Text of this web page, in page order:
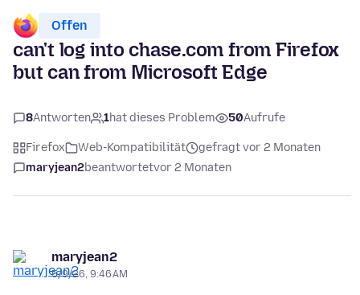
Offen
can't log into chase.com from Firefox
but can from Microsoft Edge
8Antworten 1hat dieses Problem 50Aufrufe
Firefox Web-Kompatibilität
gefragt vor 2 Monaten
maryjean2beantwortetvor 2 Monaten
maryjean2
5/9/26, 9:46 AM